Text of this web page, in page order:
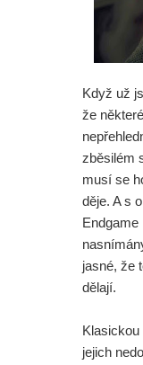
Když už
že
zběsilém
musí se
děje. A s
Endgame
jasné, že
dělají.
jejich